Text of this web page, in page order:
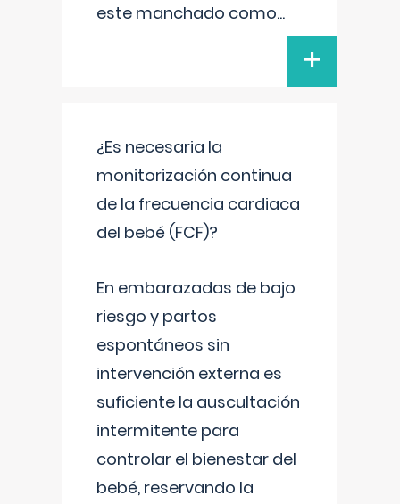
este manchado como...
+
¿Es necesaria la
monitorización continua
de la frecuencia cardiaca
del bebé (FCF)?
En embarazadas de bajo
riesgo y partos
espontáneos sin
intervención externa es
suficiente la auscultación
intermitente para
controlar el bienestar del
bebé, reservando la